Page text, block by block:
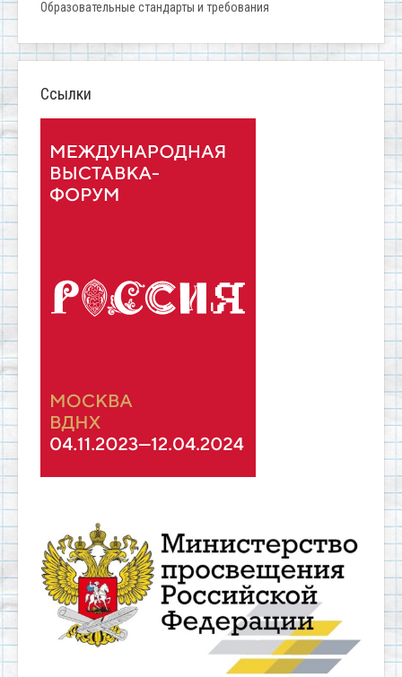
Образовательные стандарты и требования
Ссылки